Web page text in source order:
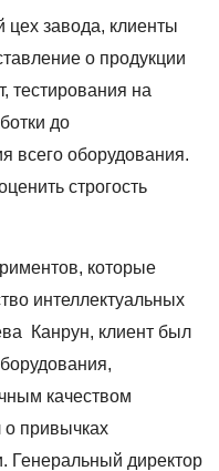
цех завода, клиенты
о продукции
тестирования на
до
всего оборудования.
строгость
которые
интеллектуальных
Канрун, клиент был
качеством
о привычках
Генеральный директор